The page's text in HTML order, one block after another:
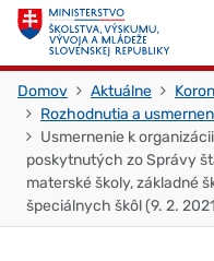
Skočiť na obsah
Domov Aktuálne
Rozhodnutia a
Usmernenie k
poskytnutých zo Správy
materské školy, základné
špeciálnych škôl (9. 2.
Skočiť na začiatok stránky